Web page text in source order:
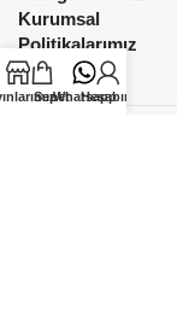
Kurumsal
Politikalarımız
SepetWhatsapp
Hesabım